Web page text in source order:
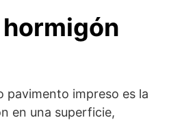
hormigón
pavimento impreso es la
en una superficie,